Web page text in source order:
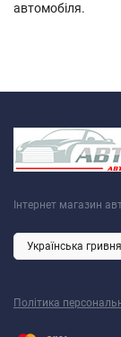
автомобіля.
Інтернет магазин
Політика